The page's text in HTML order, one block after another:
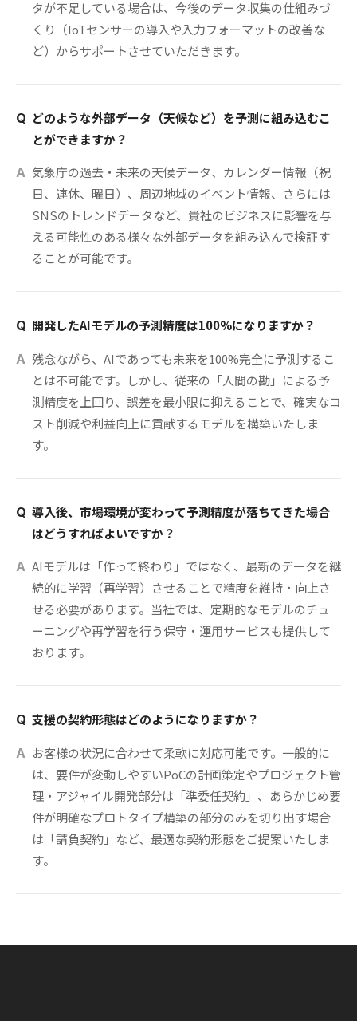
タが不足している場合は、今後のデータ収集の仕組みづ
くり（IoTセンサーの導入や入力フォーマットの改善な
ど）からサポートさせていただきます。
Q どのような外部データ（天候など）を予測に組み込むこ
とができますか？
A 気象庁の過去・未来の天候データ、カレンダー情報（祝
日、連休、曜日）、周辺地域のイベント情報、さらには
SNSのトレンドデータなど、貴社のビジネスに影響を与
える可能性のある様々な外部データを組み込んで検証す
ることが可能です。
Q 開発したAIモデルの予測精度は100%になりますか？
A 残念ながら、AIであっても未来を100%完全に予測するこ
とは不可能です。しかし、従来の「人間の勘」による予
測精度を上回り、誤差を最小限に抑えることで、確実なコ
スト削減や利益向上に貢献するモデルを構築いたしま
す。
Q 導入後、市場環境が変わって予測精度が落ちてきた場合
はどうすればよいですか？
A AIモデルは「作って終わり」ではなく、最新のデータを継
続的に学習（再学習）させることで精度を維持・向上さ
せる必要があります。当社では、定期的なモデルのチュ
ーニングや再学習を行う保守・運用サービスも提供して
おります。
Q 支援の契約形態はどのようになりますか？
A お客様の状況に合わせて柔軟に対応可能です。一般的に
は、要件が変動しやすいPoCの計画策定やプロジェクト管
理・アジャイル開発部分は「準委任契約」、あらかじめ要
件が明確なプロトタイプ構築の部分のみを切り出す場合
は「請負契約」など、最適な契約形態をご提案いたしま
す。